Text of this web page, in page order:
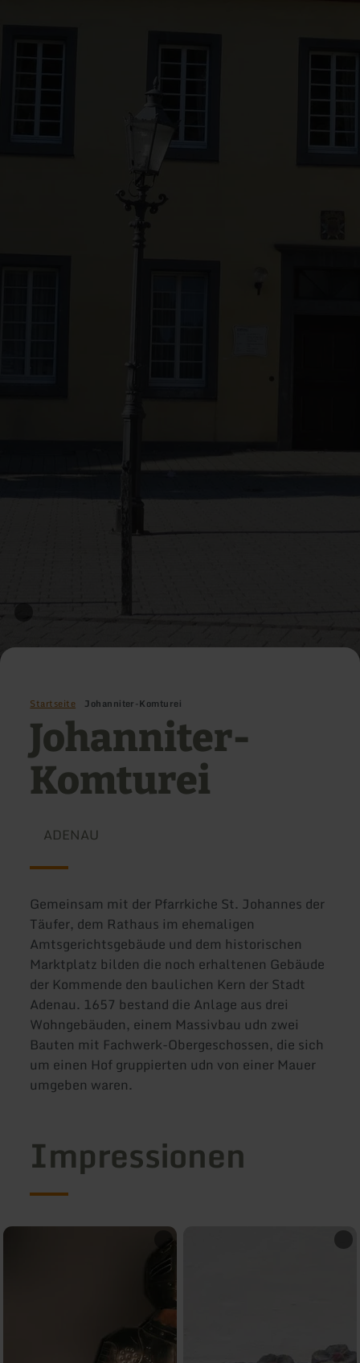
Startseite Johanniter-Komturei
Johanniter-
Komturei
ADENAU
Gemeinsam mit der Pfarrkiche St. Johannes der
Täufer, dem Rathaus im ehemaligen
Amtsgerichtsgebäude und dem historischen
Marktplatz bilden die noch erhaltenen Gebäude
der Kommende den baulichen Kern der Stadt
Adenau. 1657 bestand die Anlage aus drei
Wohngebäuden, einem Massivbau udn zwei
Bauten mit Fachwerk-Obergeschossen, die sich
um einen Hof gruppierten udn von einer Mauer
umgeben waren.
Impressionen